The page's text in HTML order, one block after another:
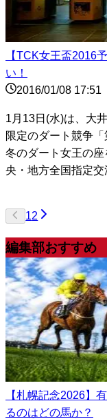
【TCK女王盃2016
い！
2016/01/08 17:51
1月13日(水)は、大
限定のダート競争
冬のダート女王の
央・地方全国指定
12
編集部おすすめ
【札幌記念2026】
るのはどの馬か？